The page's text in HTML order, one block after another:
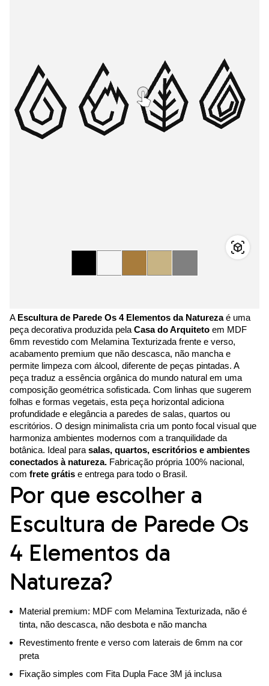
A Escultura de Parede Os 4 Elementos da Naturezaé uma
peça decorativa produzida pela Casa do Arquiteto em MDF
6mm revestido com Melamina Texturizada frente e verso,
acabamento premium que não descasca, não mancha e
permite limpeza com álcool, diferente de peças pintadas. A
peça traduz a essência orgânica do mundo natural em uma
composição geométrica sofisticada. Com linhas que sugerem
folhas e formas vegetais, esta peça horizontal adiciona
profundidade e elegância a paredes de salas, quartos ou
escritórios. O design minimalista cria um ponto focal visual que
harmoniza ambientes modernos com a tranquilidade da
botânica. Ideal para salas, quartos, escritórios e ambientes
conectados à natureza. Fabricação própria 100% nacional,
com frete grátis e entrega para todo o Brasil.
Por que escolher a
Escultura de Parede Os
4 Elementos da
Natureza?
Material premium: MDF com Melamina Texturizada, não é
tinta, não descasca, não desbota e não mancha
Revestimento frente e verso com laterais de 6mm na cor
preta
Fixação simples com Fita Dupla Face 3M já inclusa